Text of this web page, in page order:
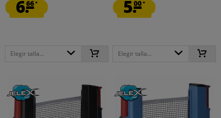
6.66*
Elegir talla...
5.00*
Elegir talla...